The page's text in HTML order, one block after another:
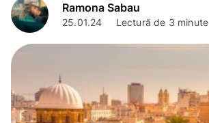
Ramona Sabau
25.01.24 Lectură de 3 minute